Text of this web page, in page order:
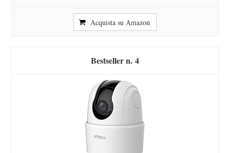
Acquista su Amazon
4